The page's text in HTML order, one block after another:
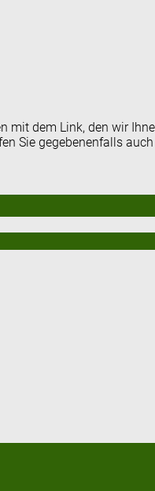
dem Link, den wir
Sie gegebenenfalls